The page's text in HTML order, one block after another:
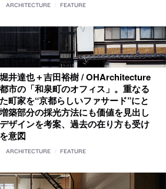
ARCHITECTURE FEATURE
井達也＋吉田裕樹 / OHArchitecture
市の「和泉町のオフィス」。重なる
町家を“京都らしいファサード”にと
築部分の採光方法にも価値を見出し
ザインを考案、過去の在り方も受け
意図
ARCHITECTURE FEATURE